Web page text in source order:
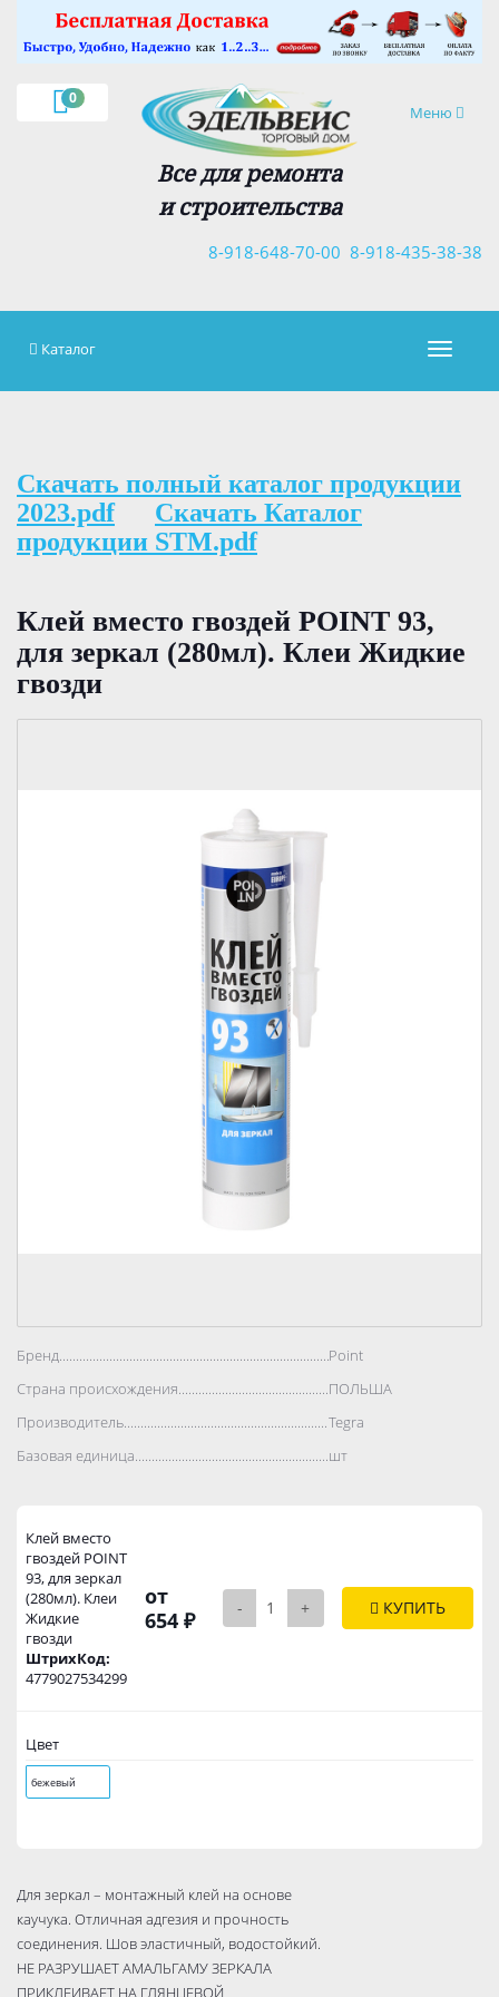
0
Навигация
Меню
Все для ремонта
и строительства
8-918-435-38-38
8-918-648-70-00
×
Каталог
Скачать полный каталог продукции
2023.pdf
Скачать Каталог
продукции STM.pdf
Клей вместо гвоздей POINT 93,
для зеркал (280мл). Клеи Жидкие
гвозди
Бренд..................................................................................Point
Страна происхождения..................................................................................
ПОЛЬША
Производитель..................................................................................
Tegra
Базовая единица..................................................................................
шт
Клей вместо
гвоздей POINT
93, для зеркал
(280мл). Клеи
Жидкие
гвозди
ШтрихКод:
4779027534299
от
654 ₽
- + КУПИТЬ
Цвет
бежевый
Для зеркал – монтажный клей на основе
каучука. Отличная адгезия и прочность
соединения. Шов эластичный, водостойкий.
НЕ РАЗРУШАЕТ АМАЛЬГАМУ ЗЕРКАЛА
ПРИКЛЕИВАЕТ НА ГЛЯНЦЕВОЙ